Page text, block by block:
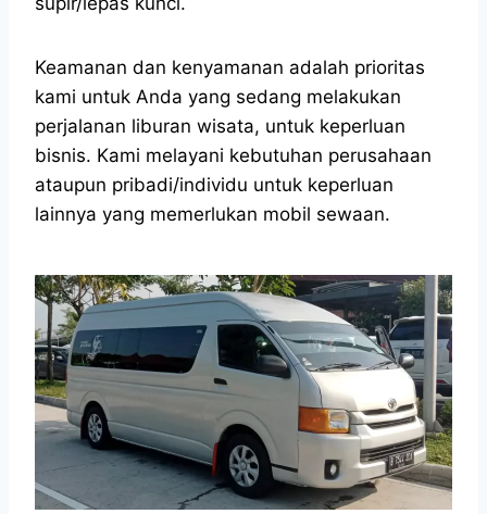
Keamanan dan kenyamanan adalah prioritas
kami untuk Anda yang sedang melakukan
perjalanan liburan wisata, untuk keperluan
bisnis. Kami melayani kebutuhan perusahaan
ataupun pribadi/individu untuk keperluan
lainnya yang memerlukan mobil sewaan.